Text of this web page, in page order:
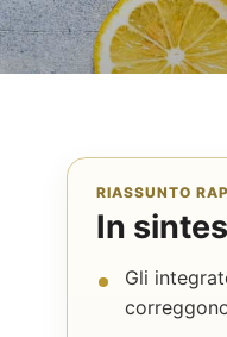
RIASSUNTO
In
Gli